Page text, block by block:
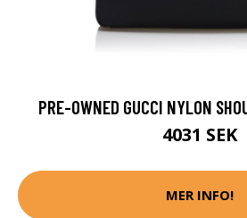
PRE-OWNED GUCCI NYLON
4031 SEK
MER INFO!